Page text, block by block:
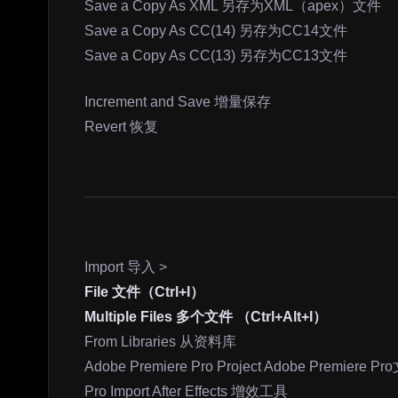
Save a Copy As XML 另存为XML（apex）文件
Save a Copy As CC(14) 另存为CC14文件
Save a Copy As CC(13) 另存为CC13文件
Increment and Save 增量保存
Revert 恢复
Import 导入 >
File 文件（Ctrl+I）
Multiple Files 多个文件 （Ctrl+Alt+I）
From Libraries 从资料库
Adobe Premiere Pro Project Adobe Premiere Pro
Pro Import After Effects 增效工具